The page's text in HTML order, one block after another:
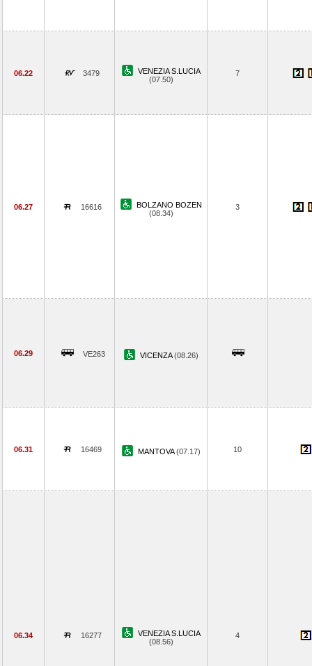
06.22 3479
VENEZIA S.LUCIA
(07.50)
7
06.27 16616
BOLZANO BOZEN
(08.34)
3
06.29 VE263 VICENZA(08.26)
06.31 16469 MANTOVA(07.17) 10
06.34 16277
VENEZIA S.LUCIA
(08.56)
4